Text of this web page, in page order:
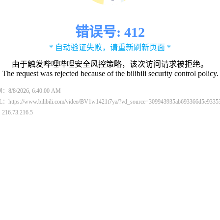
错误号: 412
* 自动验证失败，请重新刷新页面 *
由于触发哔哩哔哩安全风控策略，该次访问请求被拒绝。
The request was rejected because of the bilibili security control policy.
：8/8/2026, 6:40:00 AM
https://www.bilibili.com/video/BV1w1421t7ya/